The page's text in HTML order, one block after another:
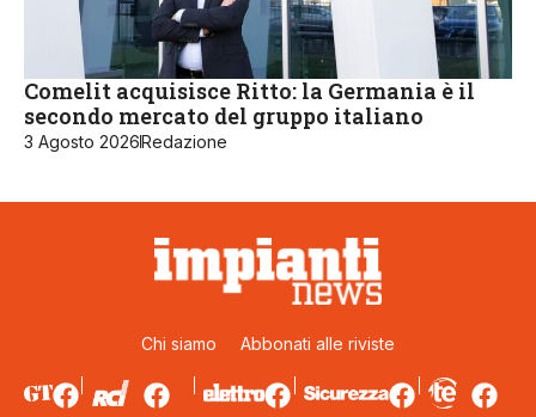
Comelit acquisisce Ritto: la Germania è il
secondo mercato del gruppo italiano
3 Agosto 2026Redazione
Chi siamo Abbonati alle riviste